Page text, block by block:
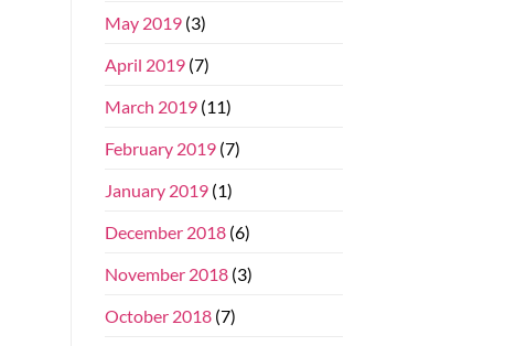
May 2019(3)
April 2019(7)
March 2019(11)
February 2019(7)
January 2019(1)
December 2018(6)
November 2018(3)
October 2018(7)